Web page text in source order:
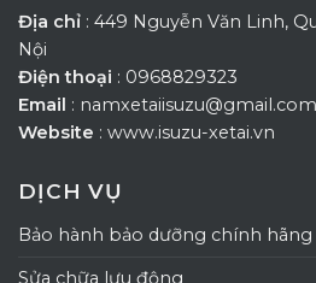
Địa chỉ : 449 Nguyễn Văn Linh,
Nội
Điện thoại : 0968829323
Email : namxetaiisuzu@gmail.com
Website : www.isuzu-xetai.vn
DỊCH VỤ
Bảo hành bảo dưỡng chính hãng
Sửa chữa lưu động